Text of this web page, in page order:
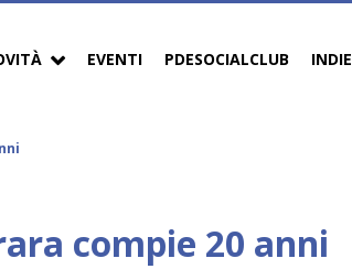
EVENTI PDESOCIALCLUB INDIE
compie 20 anni